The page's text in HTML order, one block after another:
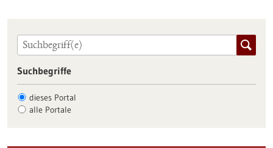
Suchbegriffe
dieses Portal
alle Portale